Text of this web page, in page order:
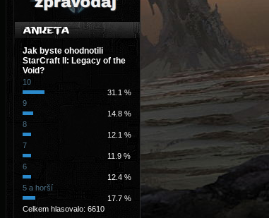
Jak byste ohodnotili
StarCraft II: Legacy of the
Void?
10
31.1 %
9
14.8 %
8
12.1 %
7
11.9 %
6
12.4 %
5 a horší
17.7 %
Celkem hlasovalo: 6610